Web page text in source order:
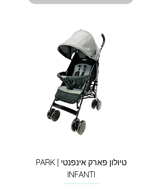
טיולון פארק אינפנטי | PARK
INFANTI